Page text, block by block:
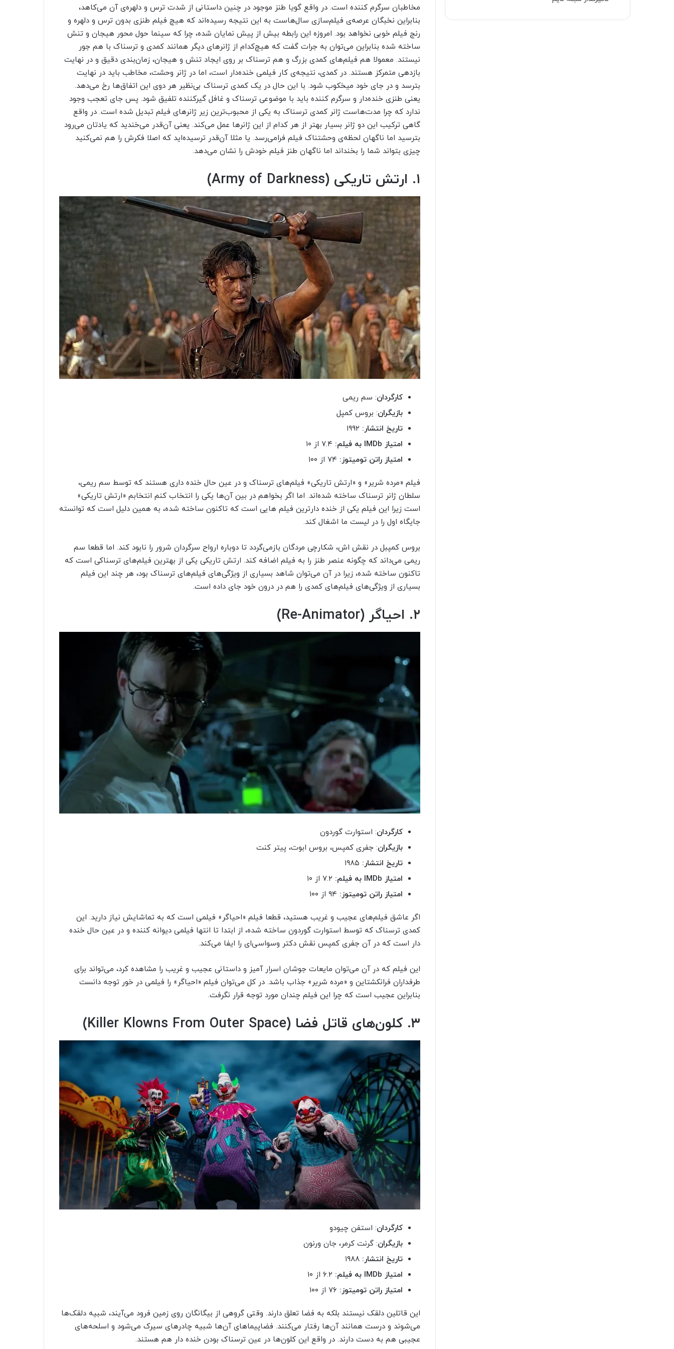
مخاطبان سرگرم کننده است. در واقع گویا طنز موجود در چنین داستانی از شدت ترس و دلهره‌ی آن می‌کاهد،
بنابراین نخبگان عرصه‌ی فیلم‌سازی سال‌هاست به این نتیجه رسیده‌اند که هیچ فیلم طنزی بدون ترس و دلهره و
رنج فیلم خوبی نخواهد بود. امروزه این رابطه بیش از پیش نمایان شده، چرا که سینما حول محور هیجان و تنش
ساخته شده بنابراین می‌توان به جرات گفت که هیچ‌کدام از ژانرهای دیگر همانند کمدی و ترسناک با هم جور
نیستند. معمولا هم فیلم‌های کمدی بزرگ و هم ترسناک بر روی ایجاد تنش و هیجان، زمان‌بندی دقیق و در نهایت
بازدهی متمرکز هستند. در کمدی، نتیجه‌ی کار فیلمی خنده‌دار است، اما در ژانر وحشت، مخاطب باید در نهایت
بترسد و در جای خود میخکوب شود. با این حال در یک کمدی ترسناک بی‌نظیر هر دوی این اتفاق‌ها رخ می‌دهد.
یعنی طنزی خنده‌دار و سرگرم کننده باید با موضوعی ترسناک و غافل گیرکننده تلفیق شود. پس جای تعجب وجود
ندارد که چرا مدت‌هاست ژانر کمدی ترسناک به یکی از محبوب‌ترین زیر ژانرهای فیلم تبدیل شده است. در واقع
گاهی ترکیب این دو ژانر بسیار بهتر از هر کدام از این ژانرها عمل می‌کند. یعنی آن‌قدر می‌خندید که یادتان می‌رود
بترسید اما ناگهان لحظه‌ی وحشتناک فیلم فرامی‌رسد. یا مثلا آن‌قدر ترسیده‌اید که اصلا فکرش را هم نمی‌کنید
چیزی بتواند شما را بخنداند اما ناگهان طنز فیلم خودش را نشان می‌دهد.
۱. ارتش تاریکی (Army of Darkness)
کارگردان: سم ریمی
بازیگران: بروس کمپل
تاریخ انتشار:
امتیاز IMDb به فیلم:
امتیاز راتن تومیتوز:
فیلم «مرده شریر» و «ارتش تاریکی» فیلم‌های ترسناک و در عین حال خنده داری هستند که توسط سم ریمی،
سلطان ژانر ترسناک ساخته شده‌اند. اما اگر بخواهم در بین آن‌ها یکی را انتخاب کنم انتخابم «ارتش تاریکی»
است زیرا این فیلم یکی از خنده دارترین فیلم هایی است که تاکنون ساخته شده، به همین دلیل است که توانسته
جایگاه اول را در لیست ما اشغال کند.
بروس کمپبل در نقش اش، شکارچی مردگان بازمی‌گردد تا دوباره ارواح سرگردان شرور را نابود کند. اما قطعا سم
ریمی می‌داند که چگونه عنصر طنز را به فیلم اضافه کند. ارتش تاریکی یکی از بهترین فیلم‌های ترسناکی است که
تاکنون ساخته شده، زیرا در آن می‌توان شاهد بسیاری از ویژگی‌های فیلم‌های ترسناک بود، هر چند این فیلم
بسیاری از ویژگی‌های فیلم‌های کمدی را هم در درون خود جای داده است.
۲. احیاگر (Re-Animator)
کارگردان: استوارت گوردون
بازیگران: جفری کمپس، بروس ابوت، پیتر کنت
تاریخ انتشار:
امتیاز IMDb به فیلم:
امتیاز راتن تومیتوز:
اگر عاشق فیلم‌های عجیب و غریب هستید، قطعا فیلم «احیاگر» فیلمی است که به تماشایش نیاز دارید. این
کمدی ترسناک که توسط استوارت گوردون ساخته شده، از ابتدا تا انتها فیلمی دیوانه کننده و در عین حال خنده
دار است که در آن جفری کمپس نقش دکتر وسواسی‌ای را ایفا می‌کند.
این فیلم که در آن می‌توان مایعات جوشان اسرار آمیز و داستانی عجیب و غریب را مشاهده کرد، می‌تواند برای
طرفداران فرانکشتاین و «مرده شریر» جذاب باشد. در کل می‌توان فیلم «احیاگر» را فیلمی در خور توجه دانست
بنابراین عجیب است که چرا این فیلم چندان مورد توجه قرار نگرفت.
۳. کلون‌های قاتل فضا (Killer Klowns From Outer Space)
کارگردان: استفن چیودو
بازیگران: گرنت کرمر، جان ورنون
تاریخ انتشار:
امتیاز IMDb به فیلم:
امتیاز راتن تومیتوز:
این قاتلین دلقک نیستند بلکه به فضا تعلق دارند. وقتی گروهی از بیگانگان روی زمین فرود می‌آیند، شبیه دلقک‌ها
می‌شوند و درست همانند آن‌ها رفتار می‌کنند. فضاپیماهای آن‌ها شبیه چادرهای سیرک می‌شود و اسلحه‌های
عجیبی هم به دست دارند. در واقع این کلون‌ها در عین ترسناک بودن خنده دار هم هستند.